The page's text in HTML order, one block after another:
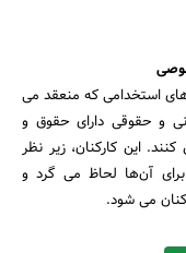
استخدامی که منعقد می
و حقوقی دارای حقوق و
این کارکنان، زیر نظر
برای آن‌ها لحاظ می‌ گرد و
می شود.